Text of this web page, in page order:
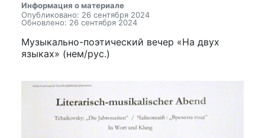
Информация о материале
Опубликовано: 26 сентября 2024
Обновлено: 26 сентября 2024
Музыкально-поэтический вечер «На двух
языках» (нем/рус.)